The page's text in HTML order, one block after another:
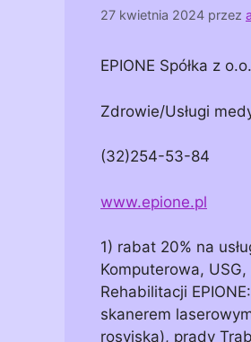
27 kwietnia 2024 przez
EPIONE Spółka z o.o.
Zdrowie/Usługi
(32)254-53-84
www.epione.pl
1) rabat 20% na
Komputerowa,
Rehabilitacji
skanerem
rosyjska), prądy